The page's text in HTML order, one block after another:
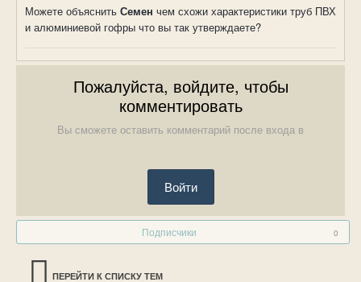
Можете объяснить Семен чем схожи характеристики труб ПВХ
и алюминиевой гофры что вы так утверждаете?
Пожалуйста, войдите, чтобы
комментировать
Вы сможете оставить комментарий после входа в
Войти
Подписчики 0
ПЕРЕЙТИ К СПИСКУ ТЕМ